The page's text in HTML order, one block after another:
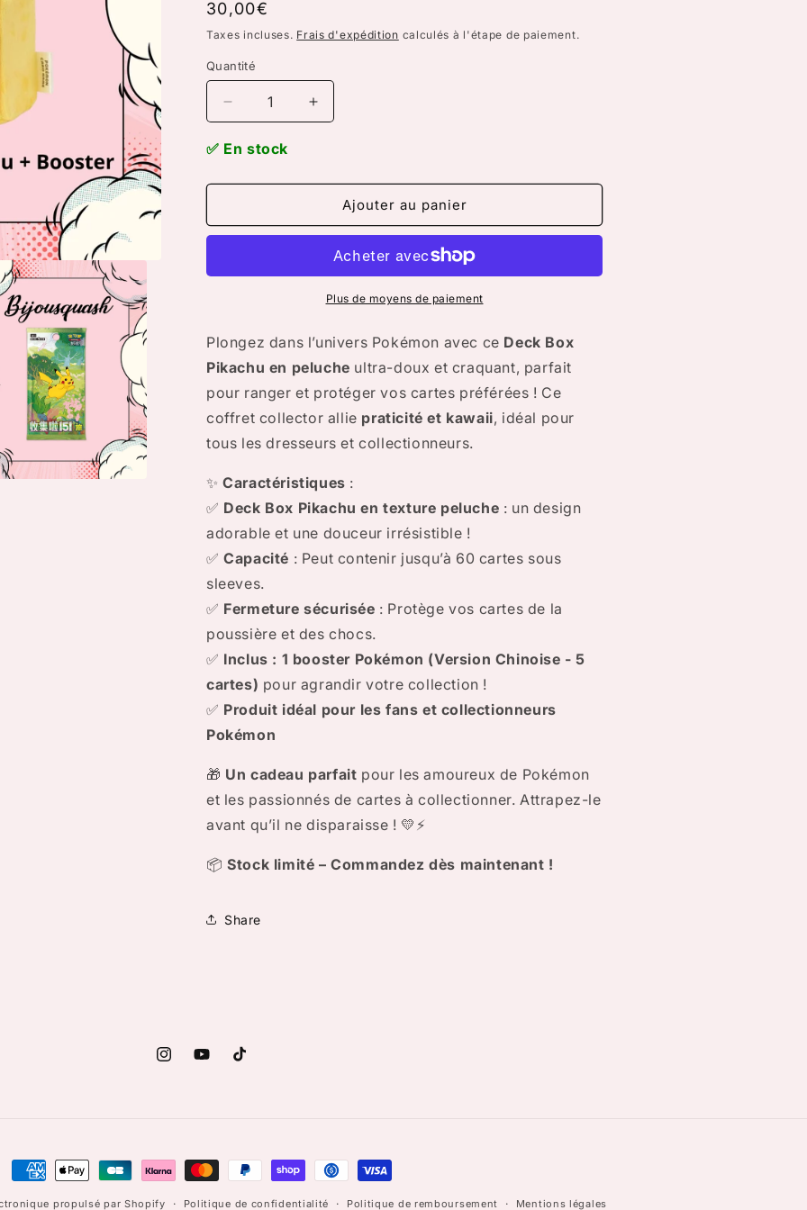
Prix
habituel
30,00€
Taxes incluses. Frais d'expédition calculés à l'étape de paiement.
Quantité
Réduire
la
quantité
Deck
Pikachu
+
Pokémon
151
(Version
Chinoise
–
Cartes)
Augmenter
la
Deck
Pikachu
Peluche
+
Pokémon
(Version
Chinoise
–
Cartes)
✅ En stock
Ajouter au panier
Plus de moyens de paiement
Plongez dans l’univers Pokémon avec ce Deck Box
Pikachu en peluche ultra-doux et craquant, parfait
pour ranger et protéger vos cartes préférées ! Ce
coffret collector allie praticité et kawaii, idéal pour
tous les dresseurs et collectionneurs.
✨Caractéristiques :
✅ Deck Box Pikachu en texture peluche : un design
adorable et une douceur irrésistible !
✅Capacité : Peut contenir jusqu’à 60 cartes sous
sleeves.
✅ Fermeture sécurisée : Protège vos cartes de la
poussière et des chocs.
✅ Inclus : 1 booster Pokémon (Version Chinoise - 5
cartes) pour agrandir votre collection !
✅ Produit idéal pour les fans et collectionneurs
Pokémon
🎁 Un cadeau parfait pour les amoureux de Pokémon
et les passionnés de cartes à collectionner. Attrapez-le
avant qu’il ne disparaisse ! 💛⚡
📦Stock limité – Commandez dès maintenant !
Share
InstagramYouTubeTikTok
Moyens
de
propulsé par Shopify Politique de confidentialité Politique de remboursement Mentions légales